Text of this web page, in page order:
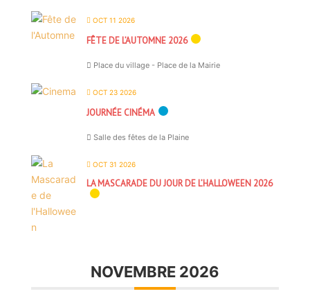
OCT 11 2026
FÊTE DE L’AUTOMNE 2026
Place du village - Place de la Mairie
OCT 23 2026
JOURNÉE CINÉMA
Salle des fêtes de la Plaine
OCT 31 2026
LA MASCARADE DU JOUR DE L’HALLOWEEN 2026
NOVEMBRE 2026